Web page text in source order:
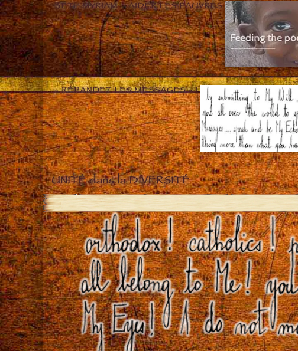
BETH MYRIAM – AIDER LES PAUVRES
« RÉPANDEZ LES MESSAGES » !
UNITÉ dans la DIVERSITÉ